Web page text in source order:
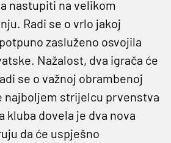
nastupiti na velikom
Radi se o vrlo jakoj
zasluženo osvojila
Nažalost, dva igrača će
se o važnoj obrambenoj
najboljem strijelcu prvenstva
kluba dovela je dva nova
da će uspješno